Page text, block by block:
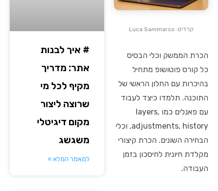
קרדיט: Luca Sammarco
הכרת הממשק וכלי הבסיס
כל קורס פוטושופ מתחיל
בהיכרות עם החלון הראשי של
התוכנה. תלמדו כיצד לעבוד
עם פאנלים כמו layers,
adjustments, history, וכלי
הבחירה השונים. הכרת קיצורי
מקלדת חיונית לחיסכון בזמן
העבודה.
# איך לבנות
אתר: מדריך
מקיף לכל מי
שרוצה ליצור
מקום דיגיטלי
משגשג
למאמר המלא »